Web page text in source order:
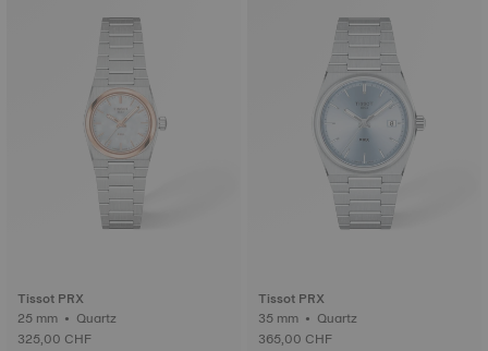
Tissot PRX
25 mm • Quartz
325,00 CHF
Tissot PRX
35 mm • Quartz
365,00 CHF